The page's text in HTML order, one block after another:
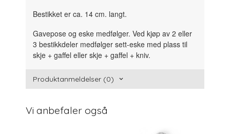
Bestikket er ca. 14 cm. langt.
Gavepose og eske medfølger. Ved kjøp av 2 eller
3 bestikkdeler medfølger sett-eske med plass til
skje + gaffel eller skje + gaffel + kniv.
Produktanmeldelser (0)
Vi anbefaler også